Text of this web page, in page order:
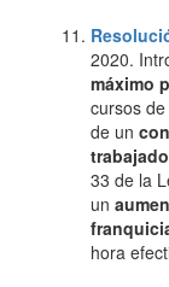
2020.
máximo
cursos
de un
33 de la
un
hora